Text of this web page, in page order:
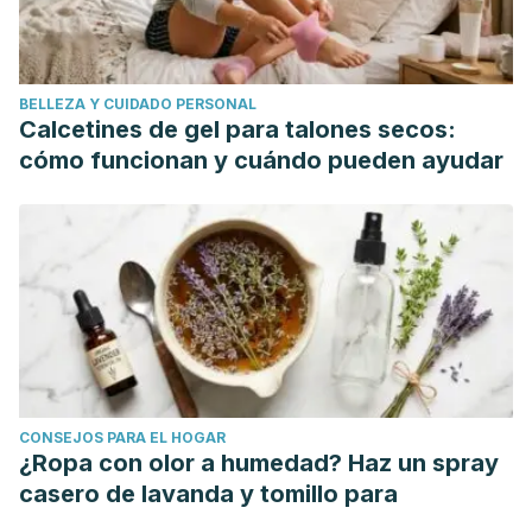
Psychology,57(6), 1069–1081.
https://doi.org/10.1037/0022-3514.57.6.1069
(2008). Retrieved 25 March 2020, from
http://www.surgam.org/articulos/502/
BELLEZA Y CUIDADO PERSONAL
Calcetines de gel para talones secos:
cómo funcionan y cuándo pueden ayudar
CONSEJOS PARA EL HOGAR
¿Ropa con olor a humedad? Haz un spray
casero de lavanda y tomillo para